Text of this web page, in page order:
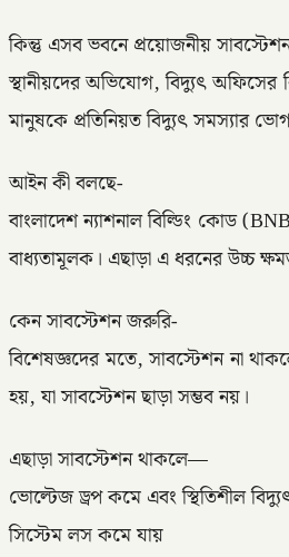
কিন্তু এসব ভবনে প্রয়োজনীয়
স্থানীয়দের অভিযোগ, বিদ্যুৎ অফিসের
মানুষকে প্রতিনিয়ত বিদ্যুৎ সমস্যার
আইন কী বলছে-
বাংলাদেশ ন্যাশনাল বিল্ডিং কোড
বাধ্যতামূলক। এছাড়া এ ধরনের উচ্চ
কেন সাবস্টেশন জরুরি-
বিশেষজ্ঞদের মতে, সাবস্টেশন না
হয়, যা সাবস্টেশন ছাড়া সম্ভব নয়।
এছাড়া সাবস্টেশন থাকলে—
ভোল্টেজ ড্রপ কমে এবং স্থিতিশীল
সিস্টেম লস কমে যায়